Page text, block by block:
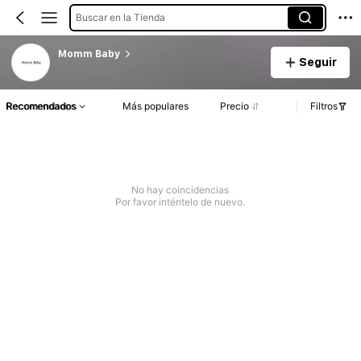
Buscar en la Tienda
Momm Baby
Seguir
Recomendados Más populares Precio Filtros
No hay coincidencias
Por favor inténtelo de nuevo.